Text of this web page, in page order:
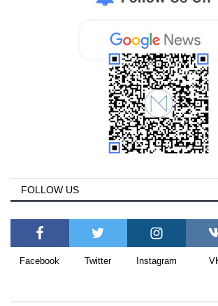
FOLLOW US
Facebook Twitter Instagram